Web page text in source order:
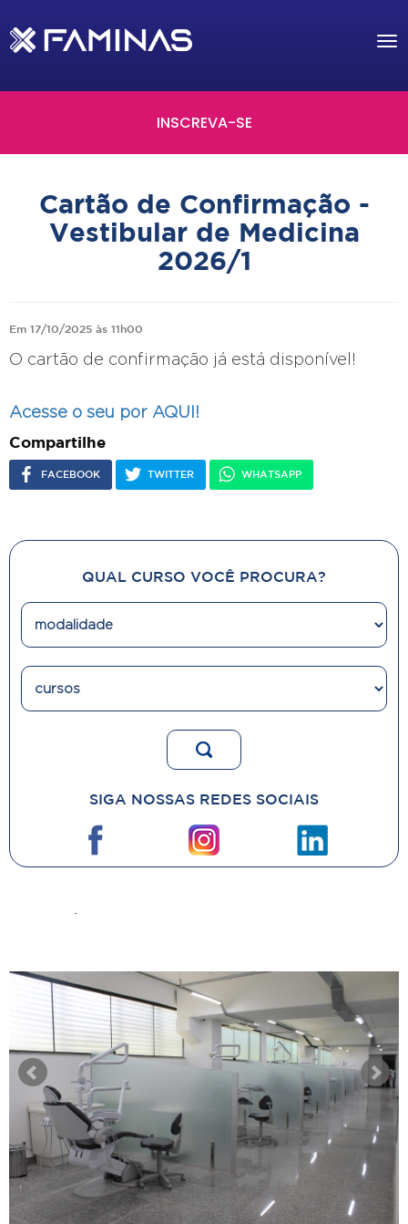
INSCREVA-SE
Cartão de Confirmação -
Vestibular de Medicina
2026/1
Em 17/10/2025 às 11h00
O cartão de confirmação já está disponível!
Acesse o seu por AQUI!
Compartilhe
FACEBOOK TWITTER WHATSAPP
QUAL CURSO VOCÊ PROCURA?
SIGA NOSSAS REDES SOCIAIS